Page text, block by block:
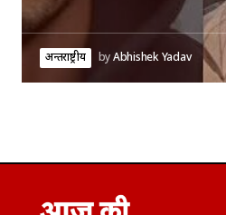
अन्तर्राष्ट्रीय byAbhishek Yadav